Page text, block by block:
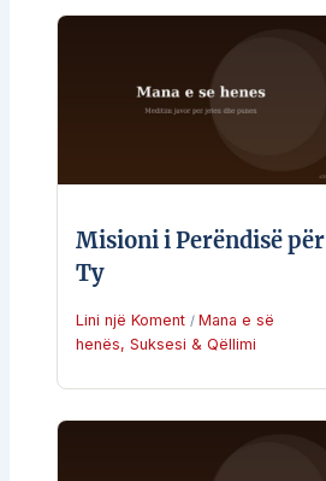
Misioni i Perëndisë për
Ty
Lini një Koment / Mana e së
henës, Suksesi & Qëllimi